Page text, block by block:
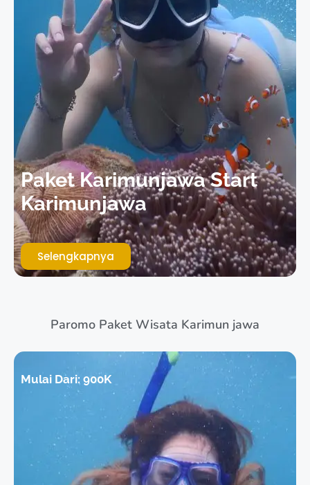
Paket Karimunjawa Start
Karimunjawa
Selengkapnya
Paromo Paket Wisata Karimun jawa
Mulai Dari: 900K